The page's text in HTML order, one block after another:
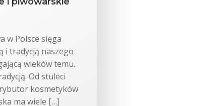
w Polsce sięga
i tradycją naszego
wieków temu.
Od stuleci
kosmetyków
ma wiele […]